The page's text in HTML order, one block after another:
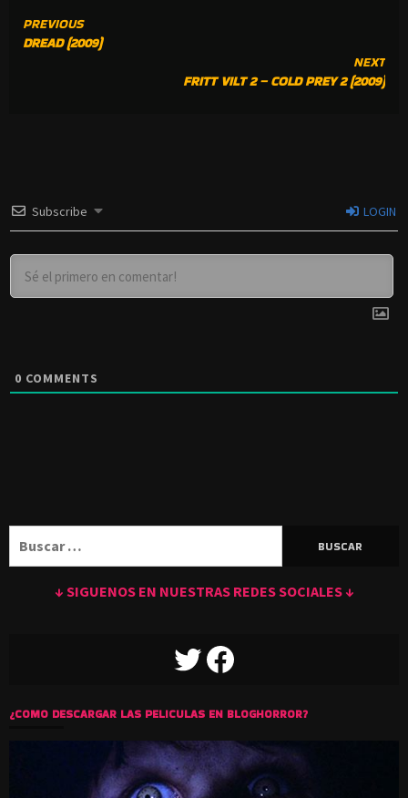
CONTINUE
READING
PREVIOUS
DREAD (2009)
NEXT
FRITT VILT 2 – COLD PREY 2 (2009)
Subscribe LOGIN
0 COMMENTS
↓ SIGUENOS EN NUESTRAS REDES SOCIALES ↓
TWITTERFACEBOOK
¿COMO DESCARGAR LAS PELICULAS EN BLOGHORROR?